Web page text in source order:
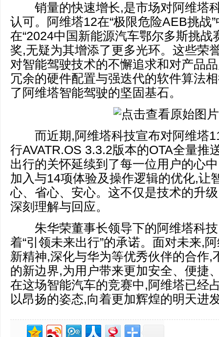
销量的快速增长,是市场对阿维塔
认可。阿维塔12在“极限危险AEB挑战
在“2024中国新能源汽车鄂尔多斯挑战
奖,无疑为其增添了更多光环。这些荣
对智能驾驶技术的不懈追求和对产品
冗余的硬件配置与强迭代的软件算法
了阿维塔智能驾驶的坚固基石。
而近期,阿维塔科技宣布对阿维塔
行AVATR.OS 3.3.2版本的OTA全量推
出行的关怀延续到了每一位用户的心
加入与14项体验及操作逻辑的优化,让
心、省心、安心。这不仅是技术的升
深刻理解与回应。
朱华荣董事长领导下的阿维塔科技
着“引领未来出行”的承诺。面对未来,
新精神,深化与华为等优秀伙伴的合作,
的新边界,为用户带来更加安全、便捷
在这场智能汽车的竞赛中,阿维塔已经
以昂扬的姿态,向着更加辉煌的明天进